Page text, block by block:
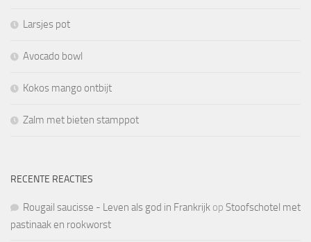
Larsjes pot
Avocado bowl
Kokos mango ontbijt
Zalm met bieten stamppot
RECENTE REACTIES
Rougail saucisse - Leven als god in Frankrijk op Stoofschotel met
pastinaak en rookworst